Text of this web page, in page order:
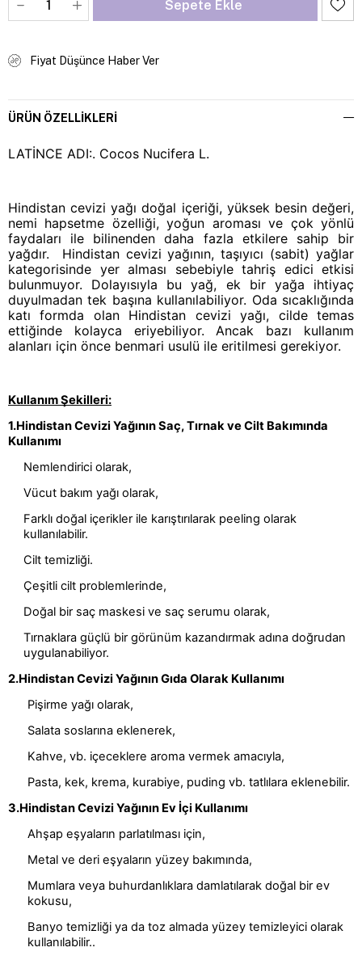
Fiyat Düşünce Haber Ver
ÜRÜN ÖZELLIKLERI
LATİNCE ADI:. Cocos Nucifera L.
Hindistan cevizi yağı doğal içeriği, yüksek besin değeri,
nemi hapsetme özelliği, yoğun aroması ve çok yönlü
faydaları ile bilinenden daha fazla etkilere sahip bir
yağdır.  Hindistan cevizi yağının, taşıyıcı (sabit) yağlar
kategorisinde yer alması sebebiyle tahriş edici etkisi
bulunmuyor. Dolayısıyla bu yağ, ek bir yağa ihtiyaç
duyulmadan tek başına kullanılabiliyor. Oda sıcaklığında
katı formda olan Hindistan cevizi yağı, cilde temas
ettiğinde kolayca eriyebiliyor. Ancak bazı kullanım
alanları için önce benmari usulü ile eritilmesi gerekiyor.
Kullanım Şekilleri:
1.Hindistan Cevizi Yağının Saç, Tırnak ve Cilt Bakımında
Kullanımı
Nemlendirici olarak,
Vücut bakım yağı olarak,
Farklı doğal içerikler ile karıştırılarak peeling olarak
kullanılabilir.
Cilt temizliği.
Çeşitli cilt problemlerinde,
Doğal bir saç maskesi ve saç serumu olarak,
Tırnaklara güçlü bir görünüm kazandırmak adına doğrudan
uygulanabiliyor.
2.Hindistan Cevizi Yağının Gıda Olarak Kullanımı
Pişirme yağı olarak,
Salata soslarına eklenerek,
Kahve, vb. içeceklere aroma vermek amacıyla,
Pasta, kek, krema, kurabiye, puding vb. tatlılara eklenebilir.
3.Hindistan Cevizi Yağının Ev İçi Kullanımı
Ahşap eşyaların parlatılması için,
Metal ve deri eşyaların yüzey bakımında,
Mumlara veya buhurdanlıklara damlatılarak doğal bir ev
kokusu,
Banyo temizliği ya da toz almada yüzey temizleyici olarak
kullanılabilir..